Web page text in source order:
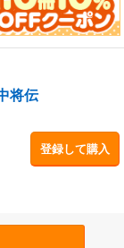
将伝
登録して購入